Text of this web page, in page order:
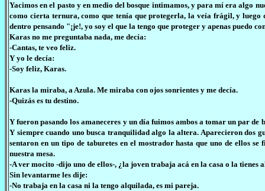
Yacimos en el pasto y en medio del bosque intimamos, y para mí era algo
como cierta ternura, como que tenía que protegerla, la veía frágil, y
dentro pensando "¡je!, yo soy el que la tengo que proteger y apenas puedo
Karas no me preguntaba nada, me decía:
-Cantas, te veo feliz.
Y yo le decía:
-Soy feliz, Karas.
Karas la miraba, a Azula. Me miraba con ojos sonrientes y me decía.
-Quizás es tu destino.
Y fueron pasando los amaneceres y un día fuimos ambos a tomar un par
Y siempre cuando uno busca tranquilidad algo la altera. Aparecieron dos
sentaron en un tipo de taburetes en el mostrador hasta que uno de ellos
nuestra mesa.
-A ver mocito -dijo uno de ellos-, ¿la joven trabaja acá en la casa o la tienes
Sin levantarme les dije:
-No trabaja en la casa ni la tengo alquilada, es mi pareja.